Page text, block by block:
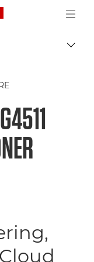
Canon Logo, back
Skift